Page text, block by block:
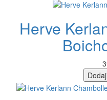
Herve